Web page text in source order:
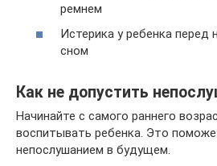
ремнем
Истерика у ребенка
сном
Как не допустить
Начинайте с самого раннего
воспитывать ребенка. Это
непослушанием в будущем.